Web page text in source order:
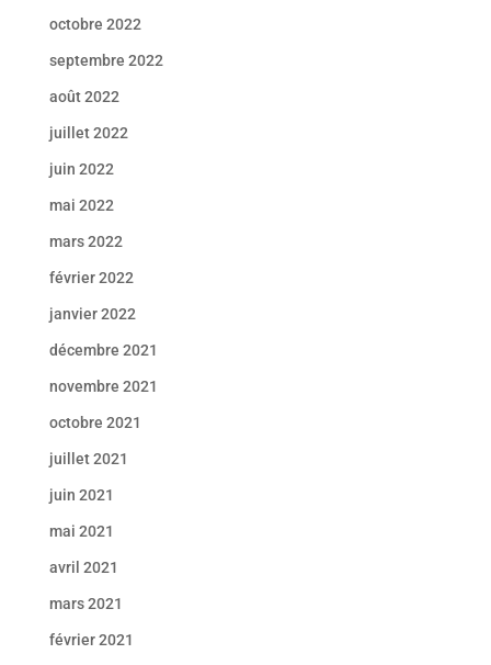
octobre 2022
septembre 2022
août 2022
juillet 2022
juin 2022
mai 2022
mars 2022
février 2022
janvier 2022
décembre 2021
novembre 2021
octobre 2021
juillet 2021
juin 2021
mai 2021
avril 2021
mars 2021
février 2021